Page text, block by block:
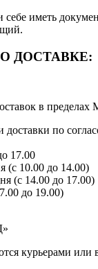
иметь
ДОСТАВКЕ:
в
по
17.00
(с 10.00 до 14.00)
(с 14.00 до 17.00)
до 19.00)
курьерами или